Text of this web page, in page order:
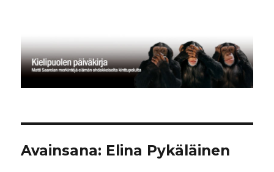
Avainsana: Elina Pykäläinen